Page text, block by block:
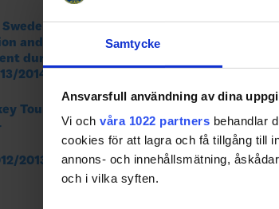
Samtycke
Ansvarsfull användning av dina
Vi och våra 1022 partners behandlar
cookies för att lagra och få tillgång till
annons- och innehållsmätning,
och i vilka syften.
and Team
during
2014
Tour
2013
40. Pär Arlbrandt
44. Nicklas
53. Andreas Thuresson
ShareFacebook
Twitter